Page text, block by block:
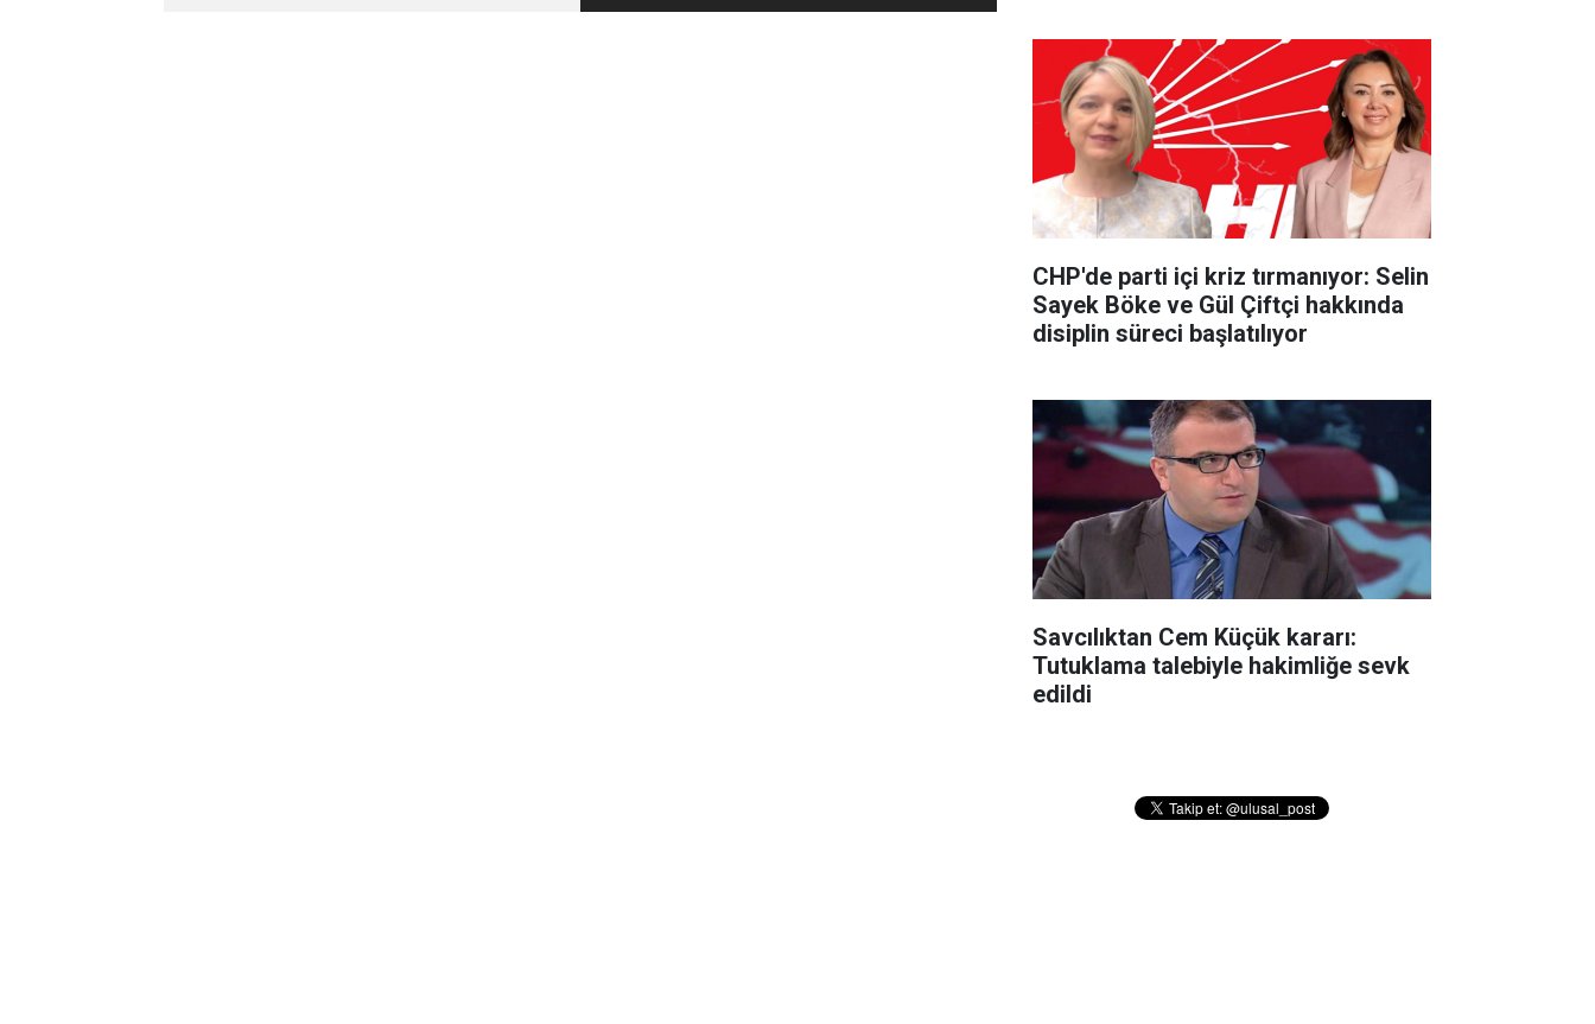
CHP'de parti içi kriz tırmanıyor: Selin
Sayek Böke ve Gül Çiftçi hakkında
disiplin süreci başlatılıyor
Savcılıktan Cem Küçük kararı:
Tutuklama talebiyle hakimliğe sevk
edildi